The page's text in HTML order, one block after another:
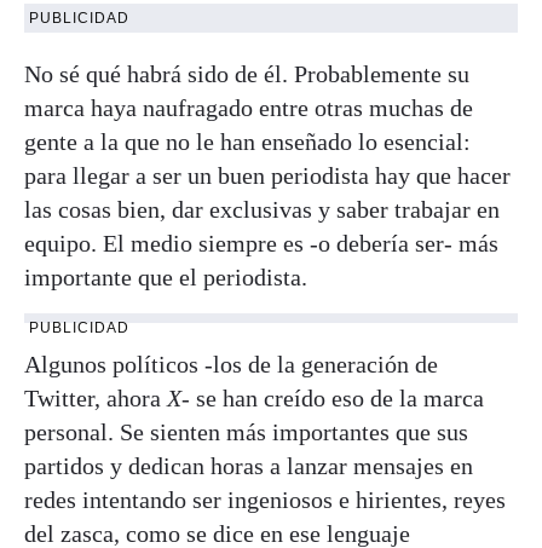
PUBLICIDAD
No sé qué habrá sido de él. Probablemente su
marca haya naufragado entre otras muchas de
gente a la que no le han enseñado lo esencial:
para llegar a ser un buen periodista hay que hacer
las cosas bien, dar exclusivas y saber trabajar en
equipo. El medio siempre es -o debería ser- más
importante que el periodista.
PUBLICIDAD
Algunos políticos -los de la generación de
Twitter, ahora X- se han creído eso de la marca
personal. Se sienten más importantes que sus
partidos y dedican horas a lanzar mensajes en
redes intentando ser ingeniosos e hirientes, reyes
del zasca, como se dice en ese lenguaje